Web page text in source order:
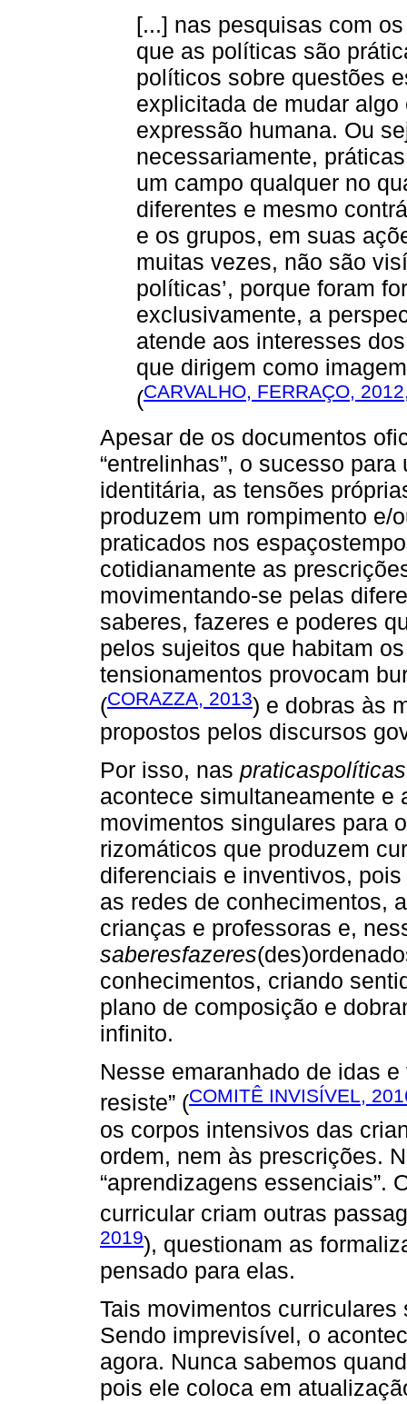
[...] nas pesquisas com
que as políticas são
políticos sobre questões
explicitada de mudar
expressão humana. Ou
necessariamente,
um campo qualquer no
diferentes e mesmo
e os grupos, em suas
muitas vezes, não são
políticas’, porque foram
exclusivamente, a
atende aos interesses
que dirigem como
(CARVALHO, FERRAÇO,
Apesar de os documentos
“entrelinhas”, o sucesso
identitária, as tensões
produzem um rompimento e/
praticados nos
cotidianamente as
movimentando-se pelas
saberes, fazeres e poderes
pelos sujeitos que habitam
tensionamentos provocam
(CORAZZA, 2013) e dobras às
propostos pelos discursos
Por isso, nas praticaspolíticas
acontece simultaneamente e
movimentos singulares para
rizomáticos que produzem
diferenciais e inventivos,
as redes de conhecimentos,
crianças e professoras e,
saberesfazeres
conhecimentos, criando
plano de composição e
infinito.
Nesse emaranhado de idas
resiste” (COMITÊ INVISÍVEL,
os corpos intensivos das
ordem, nem às prescrições.
“aprendizagens essenciais”.
curricular criam outras
2019), questionam as
pensado para elas.
Tais movimentos
Sendo imprevisível, o
agora. Nunca sabemos
pois ele coloca em